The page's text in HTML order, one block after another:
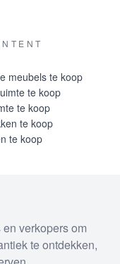
meubels te koop
te koop
te koop
te koop
te koop
verkopers om
te ontdekken,